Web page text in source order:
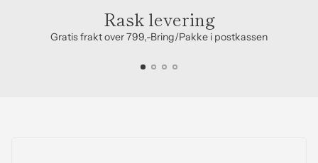
Rask levering
Gratis frakt over 799,-Bring/Pakke i postkassen